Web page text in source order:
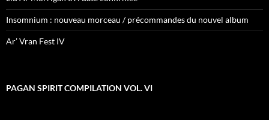
Insomnium : nouveau morceau / précommandes du nouvel album
Ar’ Vran Fest IV
PAGAN SPIRIT COMPILATION VOL. VI